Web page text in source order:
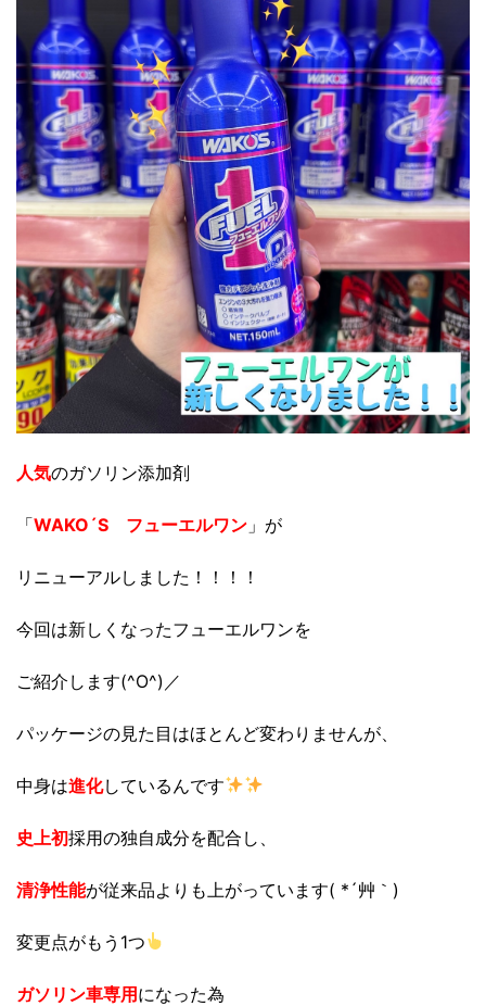
人気のガソリン添加剤
「WAKO´S フューエルワン 」が
リニューアルしました！！！！
今回は新しくなったフューエルワンを
ご紹介します(^O^)／
パッケージの見た目はほとんど変わりませんが、
中身は進化しているんです
史上初採用の独自成分を配合し、
清浄性能が従来品よりも上がっています( *´艸｀)
変更点がもう1つ
ガソリン車専用になった為